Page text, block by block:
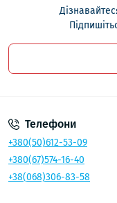
Телефони
+380(50)612-53-09
+380(67)574-16-40
+38(068)306-83-58